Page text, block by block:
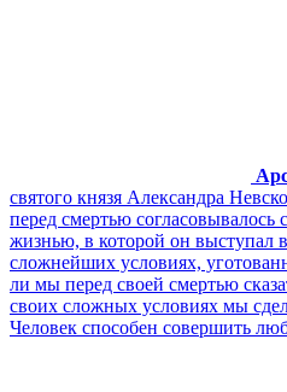
святого князя Александра
перед смертью согласовывалось
жизнью, в которой он выступал
сложнейших условиях,
ли мы перед своей смертью
своих сложных условиях мы
Человек способен совершить